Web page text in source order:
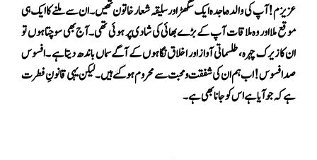
عزیزم! آپ کی والدہ ماجدہ ایک سگھڑ اور سلیقہ شعار خاتون تھیں۔ان سے ملنے کا ایک ہی
موقع ملا اور وہ ملاقات آپ کے بڑے بھائی کی شادی پر ہوئی تھی۔آج بھی سوچتا ہوں تو
ان کا زیرک چہرہ،طلسماتی آواز اور اخلاق نگاہوں کے آگے سماں باندھ دیتا ہے ۔افسوس
صد افسوس ! اب ہم ان کی شفقت و محبت سے محروم ہو گئے ہیں ۔لیکن یہی قانونِ فطرت
ہے کہ جو آیا ہے اس کو جانا بھی ہے۔